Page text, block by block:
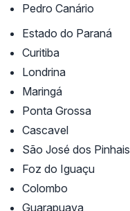
Pedro Canário
Estado do Paraná
Curitiba
Londrina
Maringá
Ponta Grossa
Cascavel
São José dos Pinhais
Foz do Iguaçu
Colombo
Guarapuava